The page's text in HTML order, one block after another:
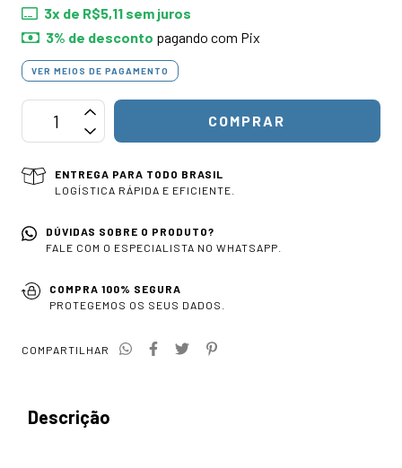
3x de R$5,11 sem juros
3% de desconto pagando com Pix
VER MEIOS DE PAGAMENTO
ENTREGA PARA TODO BRASIL
LOGÍSTICA RÁPIDA E EFICIENTE.
DÚVIDAS SOBRE O PRODUTO?
FALE COM O ESPECIALISTA NO WHATSAPP.
COMPRA 100% SEGURA
PROTEGEMOS OS SEUS DADOS.
COMPARTILHAR
Descrição